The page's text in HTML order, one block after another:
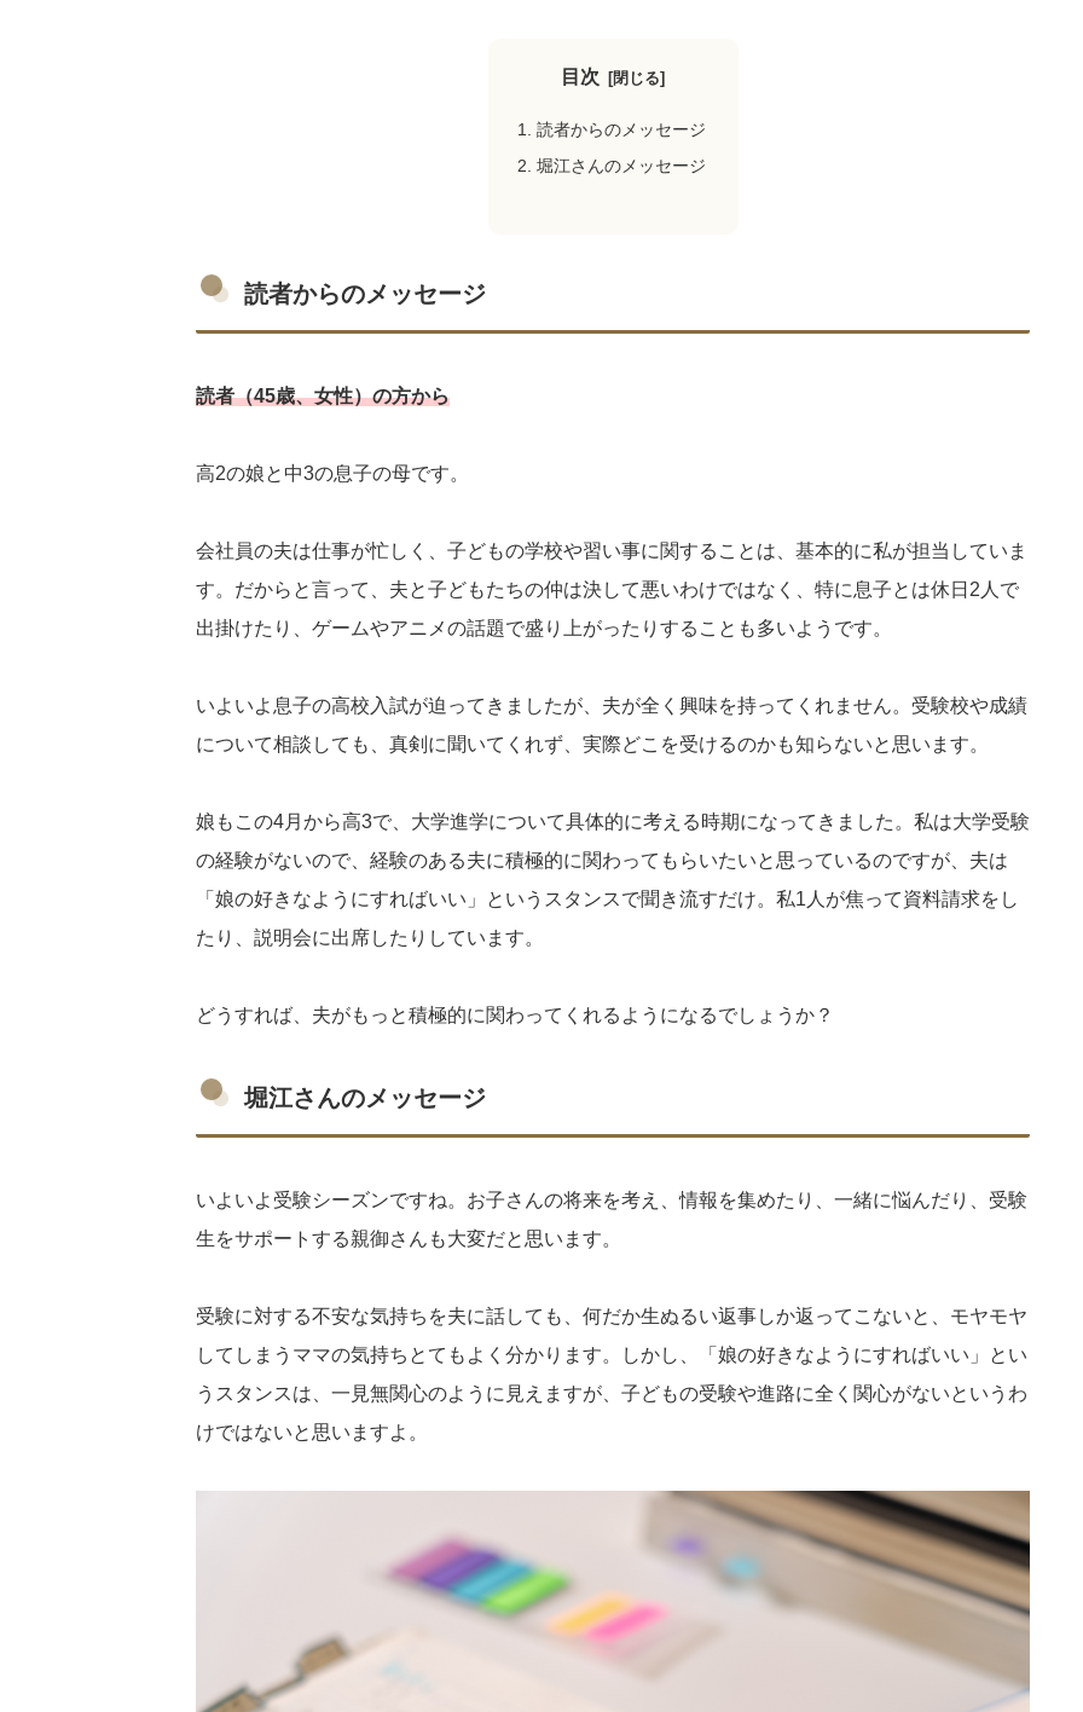
目次
読者からのメッセージ
堀江さんのメッセージ
読者からのメッセージ
読者（45歳、女性）の方から
高2の娘と中3の息子の母です。
会社員の夫は仕事が忙しく、子どもの学校や習い事に関することは、基本的に私が担当していま
す。だからと言って、夫と子どもたちの仲は決して悪いわけではなく、特に息子とは休日2人で
出掛けたり、ゲームやアニメの話題で盛り上がったりすることも多いようです。
いよいよ息子の高校入試が迫ってきましたが、夫が全く興味を持ってくれません。受験校や成績
について相談しても、真剣に聞いてくれず、実際どこを受けるのかも知らないと思います。
娘もこの4月から高3で、大学進学について具体的に考える時期になってきました。私は大学受験
の経験がないので、経験のある夫に積極的に関わってもらいたいと思っているのですが、夫は
「娘の好きなようにすればいい」というスタンスで聞き流すだけ。私1人が焦って資料請求をし
たり、説明会に出席したりしています。
どうすれば、夫がもっと積極的に関わってくれるようになるでしょうか？
堀江さんのメッセージ
いよいよ受験シーズンですね。お子さんの将来を考え、情報を集めたり、一緒に悩んだり、受験
生をサポートする親御さんも大変だと思います。
受験に対する不安な気持ちを夫に話しても、何だか生ぬるい返事しか返ってこないと、モヤモヤ
してしまうママの気持ちとてもよく分かります。しかし、「娘の好きなようにすればいい」とい
うスタンスは、一見無関心のように見えますが、子どもの受験や進路に全く関心がないというわ
けではないと思いますよ。